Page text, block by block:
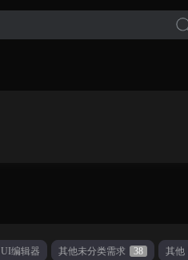
UI编辑器 其他未分类需求 38 其他